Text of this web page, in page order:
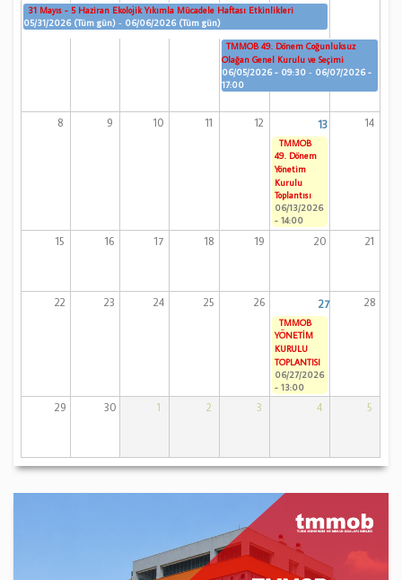
31 Mayıs - 5 Haziran Ekolojik Yıkımla Mücadele Haftası Etkinlikleri
05/31/2026 (Tüm gün) - 06/06/2026 (Tüm gün)
TMMOB 49. Dönem Çoğunluksuz
Olağan Genel Kurulu ve Seçimi
06/05/2026 - 09:30 - 06/07/2026 -
17:00
8 9 10 11 12 13 14
TMMOB
49. Dönem
Yönetim
Kurulu
Toplantısı
06/13/2026
- 14:00
15 16 17 18 19 20 21
22 23 24 25 26 27 28
TMMOB
YÖNETİM
KURULU
TOPLANTISI
06/27/2026
- 13:00
29 30 1 2 3 4 5